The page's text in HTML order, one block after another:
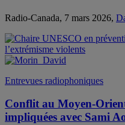
Radio-Canada, 7 mars 2026,
Entrevues radiophoniques
Conflit au Moyen-
impliquées avec Sami